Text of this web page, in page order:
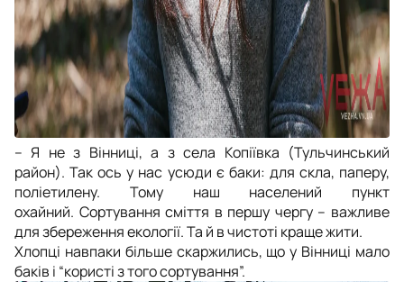
– Я не з Вінниці, а з села Копіївка (Тульчинський
район). Так ось у нас усюди є баки: для скла, паперу,
поліетилену. Тому наш населений пункт
охайний. Сортування сміття в першу чергу – важливе
для збереження екології. Та й в чистоті краще жити.
Хлопці навпаки більше скаржились, що у Вінниці мало
баків і “користі з того сортування”.